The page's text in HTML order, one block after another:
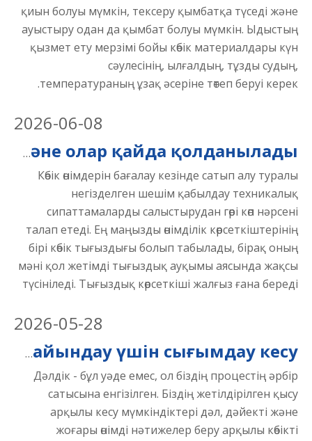
қиын болуы мүмкін, тексеру қымбатқа түседі және
ауыстыру одан да қымбат болуы мүмкін. Ыдыстың
қызмет ету мерзімі бойы көбік материалдары күн
сәулесінің, ылғалдың, тұзды судың,
температураның ұзақ әсеріне төтеп беруі керек.
2026-06-08
Көбік тығыздығы диапазондары: олар нені білдіреді және олар қайда қолданылады
Көбік өнімдерін бағалау кезінде сатып алу туралы
негізделген шешім қабылдау техникалық
сипаттамаларды салыстырудан гөрі көп нәрсені
талап етеді. Ең маңызды өнімділік көрсеткіштерінің
бірі көбік тығыздығы болып табылады, бірақ оның
мәні қол жетімді тығыздық ауқымы аясында жақсы
түсініледі. Тығыздық көрсеткіші жалғыз ғана береді
2026-05-28
Дәл тапсырыс бойынша көбік дайындау үшін сығымдау кесу
Дәлдік - бұл уәде емес, ол біздің процестің әрбір
сатысына енгізілген. Біздің жетілдірілген қысу
арқылы кесу мүмкіндіктері дәл, дәйекті және
жоғары өнімді нәтижелер беру арқылы көбікті